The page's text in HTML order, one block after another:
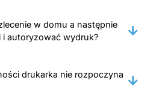
w domu a następnie
i autoryzować wydruk?
drukarka nie rozpoczyna